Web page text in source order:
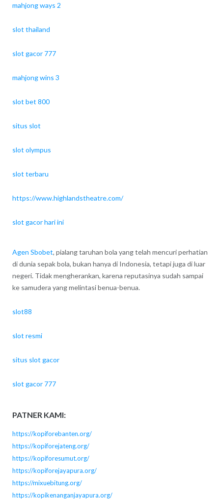
mahjong ways 2
slot thailand
slot gacor 777
mahjong wins 3
slot bet 800
situs slot
slot olympus
slot terbaru
https://www.highlandstheatre.com/
slot gacor hari ini
Agen Sbobet, pialang taruhan bola yang telah mencuri perhatian
di dunia sepak bola, bukan hanya di Indonesia, tetapi juga di luar
negeri. Tidak mengherankan, karena reputasinya sudah sampai
ke samudera yang melintasi benua-benua.
slot88
slot resmi
situs slot gacor
slot gacor 777
PATNER KAMI:
https://kopiforebanten.org/
https://kopiforejateng.org/
https://kopiforesumut.org/
https://kopiforejayapura.org/
https://mixuebitung.org/
https://kopikenanganjayapura.org/